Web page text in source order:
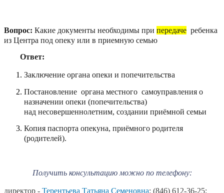
Вопрос: Какие документы необходимы при передаче ребенка
из Центра под опеку или в приемную семью
Ответ:
Заключение органа опеки и попечительства
Постановление органа местного самоуправления о
назначении опеки (попечительства)
над несовершеннолетним, создании приёмной семьи
Копия паспорта опекуна, приёмного родителя
(родителей).
Получить консультацию можно по телефону:
директор - Терентьева Татьяна Семеновна: (846) 612-36-25;